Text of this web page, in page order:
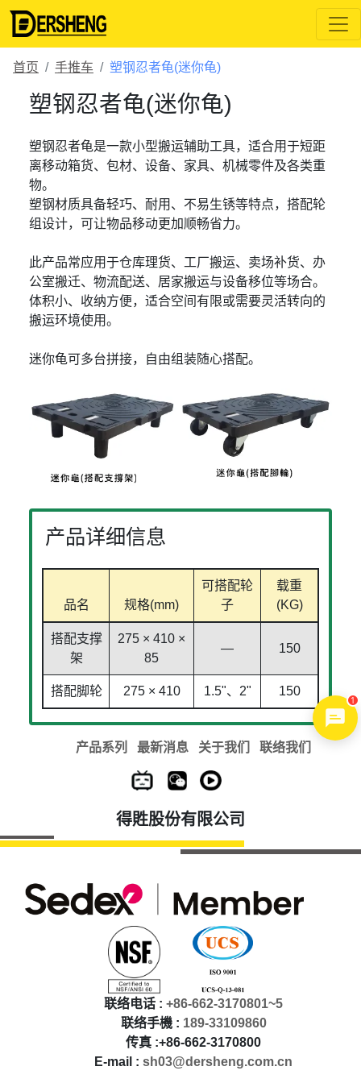
首页 手推车 塑钢忍者龟(迷你龟)
塑钢忍者龟(迷你龟)
塑钢忍者龟是一款小型搬运辅助工具，适合用于短距
离移动箱货、包材、设备、家具、机械零件及各类重
物。
塑钢材质具备轻巧、耐用、不易生锈等特点，搭配轮
组设计，可让物品移动更加顺畅省力。
此产品常应用于仓库理货、工厂搬运、卖场补货、办
公室搬迁、物流配送、居家搬运与设备移位等场合。
体积小、收纳方便，适合空间有限或需要灵活转向的
搬运环境使用。
迷你龟可多台拼接，自由组装随心搭配。
产品详细信息
品名 规格(mm)
可搭配轮
子
载重
(KG)
搭配支撑
架
275 × 410 ×
85
— 150
搭配脚轮 275 × 410 1.5"、2" 150
产品系列 最新消息 关于我们 联络我们
得貹股份有限公司
联络电话 : +86-662-3170801~5
联络手機 : 189-33109860
传真 :+86-662-3170800
E-mail : sh03@dersheng.com.cn